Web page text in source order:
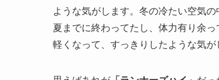
ような気がします。冬の冷たい空気
夏までに終わってたし、体力有り余
軽くなって、すっきりしたような気